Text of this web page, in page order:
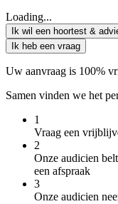
Loading...
Ik wil een hoortest &
Ik heb een vraag
Uw aanvraag is 100%
Samen vinden we het
1
Vraag een
2
Onze audicien
een afspraak
3
Onze audicien